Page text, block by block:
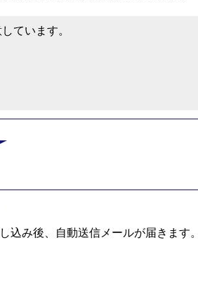
ています。
込み後、自動送信メールが届きます。